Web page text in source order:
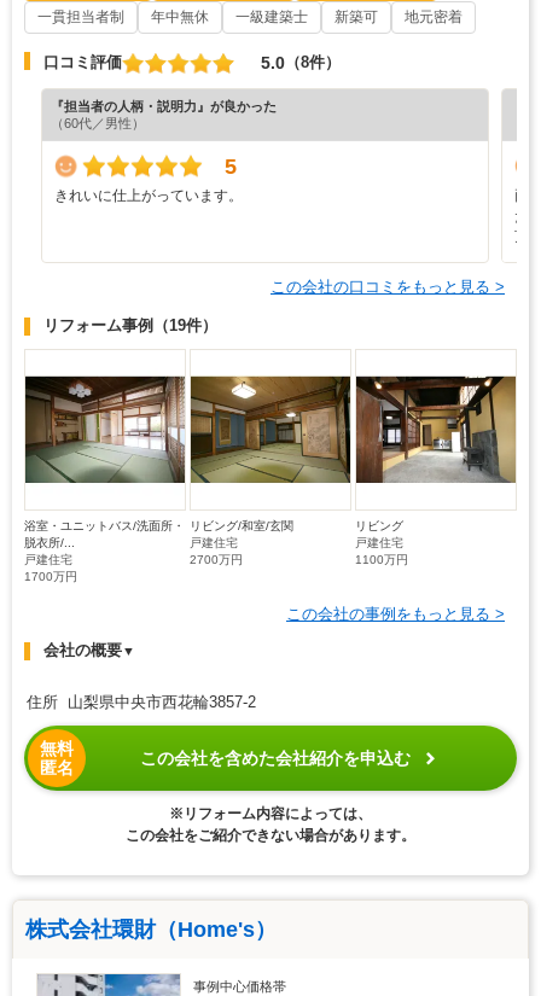
一貫担当者制
年中無休 一級建築士 新築可 地元密着
口コミ評価 5.0 （8件）
『担当者の人柄・説明力』が良かった
（60代／男性）
5
きれいに仕上がっています。
両
た
頂
この会社の口コミをもっと見る >
リフォーム事例 （19件）
浴室・ユニットバス/洗面所・
脱衣所/...
戸建住宅
1700万円
リビング/和室/玄関
戸建住宅
2700万円
リビング
戸建住宅
1100万円
この会社の事例をもっと見る >
会社の概要▼
住所 山梨県中央市西花輪3857-2
無料
匿名
この会社を含めた会社紹介を申込む
※リフォーム内容によっては、
この会社をご紹介できない場合があります。
株式会社環財（Home's）
事例中心価格帯